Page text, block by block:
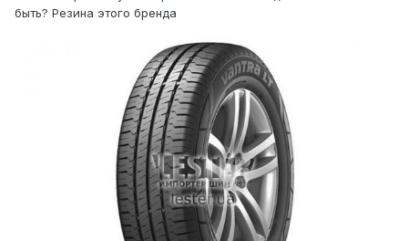
быть? Резина этого бренда